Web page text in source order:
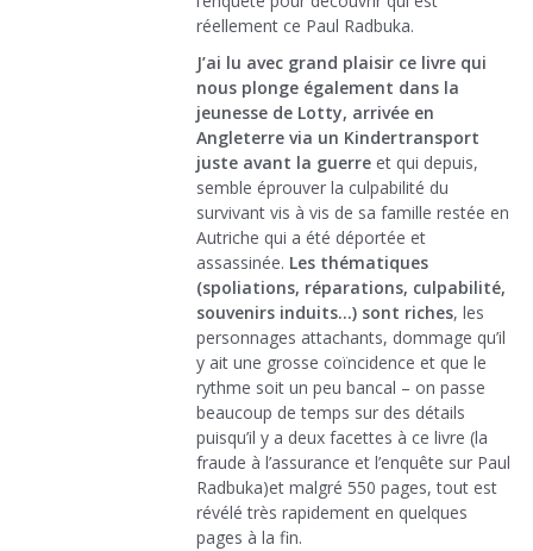
réellement ce Paul Radbuka.
J’ai lu avec grand plaisir ce livre qui
nous plonge également dans la
jeunesse de Lotty, arrivée en
Angleterre via un Kindertransport
juste avant la guerre et qui depuis,
semble éprouver la culpabilité du
survivant vis à vis de sa famille restée en
Autriche qui a été déportée et
assassinée. Les thématiques
(spoliations, réparations, culpabilité,
souvenirs induits…) sont riches, les
personnages attachants, dommage qu’il
y ait une grosse coïncidence et que le
rythme soit un peu bancal – on passe
beaucoup de temps sur des détails
puisqu’il y a deux facettes à ce livre (la
fraude à l’assurance et l’enquête sur Paul
Radbuka)et malgré 550 pages, tout est
révélé très rapidement en quelques
pages à la fin.